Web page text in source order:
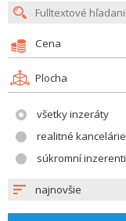
Cena
Plocha
všetky inzeráty
realitné kancelárie
súkromní inzerenti
najnovšie